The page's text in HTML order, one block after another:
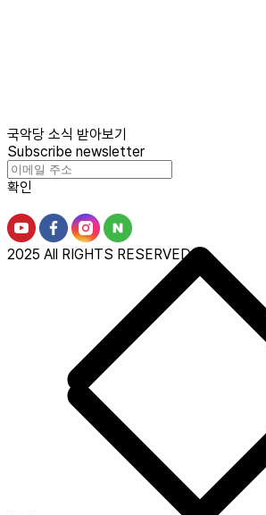
국악당 소식 받아보기
Subscribe newsletter
확인
2025 All RIGHTS RESERVED.